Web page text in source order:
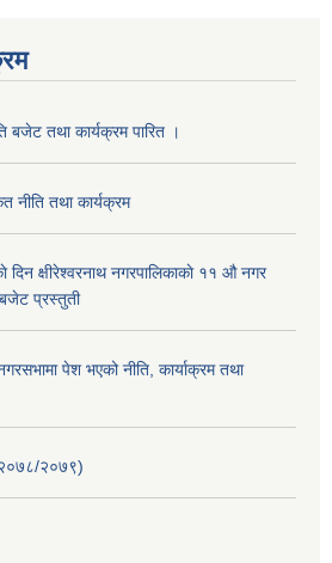
तथा कार्यक्रम पारित ।
तथा कार्यक्रम
क्षीरेश्वरनाथ नगरपालिकाकाे ११ ‍औ नगर
बजेट प्रस्तुती
पेश भएको नीति, कार्याक्रम तथा
२०७९)